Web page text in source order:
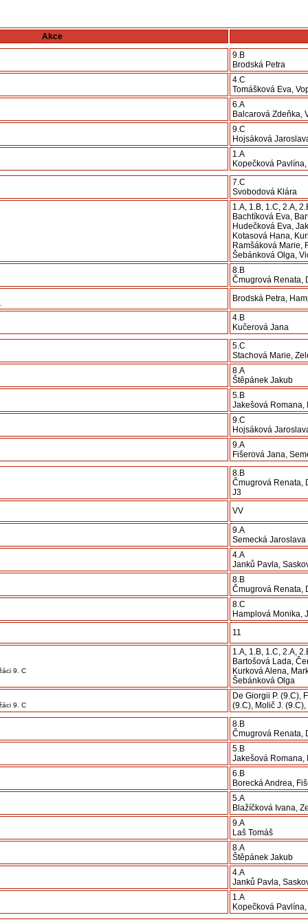
Akce
9.B
Brodská Petra
4.C
Tomášková Eva,
6.A
Balcarová Zdeňka,
9.C
Hojsáková
1.A
Kopečková
7.C
Svobodová Klára
1.A, 1.B, 1.C, 2.A,
Bachtíková Eva,
Hudečková Eva,
Kotasová Hana,
Ramšáková Marie,
Šebánková Olga,
8.B
Čmugrová Renata,
Brodská Petra,
4.B
Kučerová Jana
5.C
Stachová Marie,
8.A
Štěpánek Jakub
5.B
Jakešová Romana,
9.C
Hojsáková
9.A
Fišerová Jana,
8.B
Čmugrová Renata,
J3
VV
9.A
Semecká Jaroslava
4.A
Janků Pavla,
8.B
Čmugrová Renata,
8.C
Hamplová Monika,
11
9. C
1.A, 1.B, 1.C, 2.A,
Bartošová Lada,
Kurková Alena,
Šebánková Olga
9. C
De Giorgii P. (9.C),
(9.C), Molič J.
8.B
Čmugrová Renata,
5.B
Jakešová Romana,
6.B
Borecká Andrea,
5.A
Blažíčková Ivana,
9.A
Laš Tomáš
8.A
Štěpánek Jakub
4.A
Janků Pavla,
1.A
Kopečková